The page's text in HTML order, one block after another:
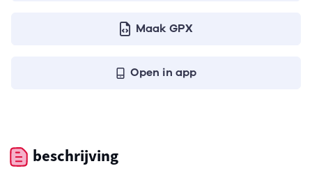
Maak GPX
Open in app
beschrijving